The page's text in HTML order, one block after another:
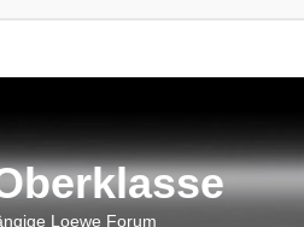
Loewe Forum